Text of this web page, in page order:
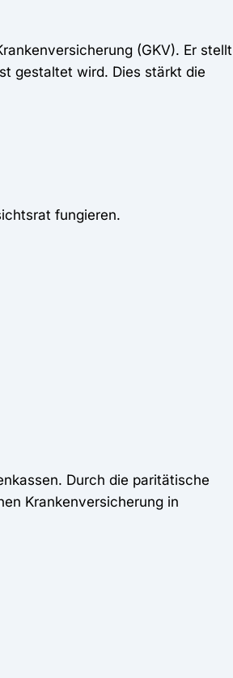
(GKV). Er stellt
gestaltet wird. Dies stärkt die
fungieren.
Durch die paritätische
Krankenversicherung in